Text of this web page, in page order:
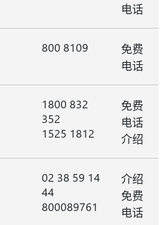
电话
800 8109
免费
电话
1800 832
352
1525 1812
免费
电话
介绍
02 38 59 14
44
800089761
介绍
免费
电话